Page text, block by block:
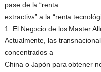
pase de la “renta
extractiva” a la “renta
1. El Negocio de los Master
Actualmente, las
concentrados a
China o Japón para obtener